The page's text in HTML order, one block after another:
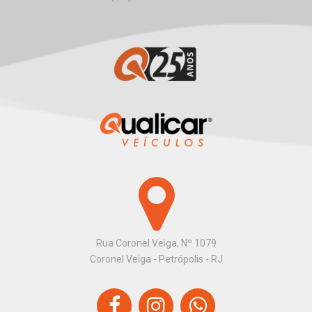
Rua Coronel Veiga, Nº 1079
Coronel Veiga - Petrópolis - RJ